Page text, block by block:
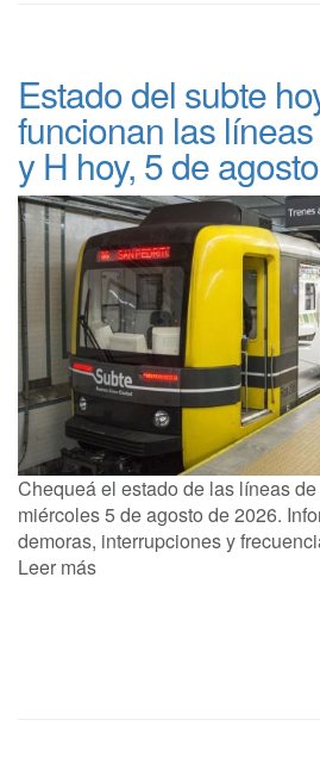
Estado del subte
funcionan las
y H hoy, 5 de agosto
Chequeá el estado de las líneas
miércoles 5 de agosto de 2026.
demoras, interrupciones y
Leer más